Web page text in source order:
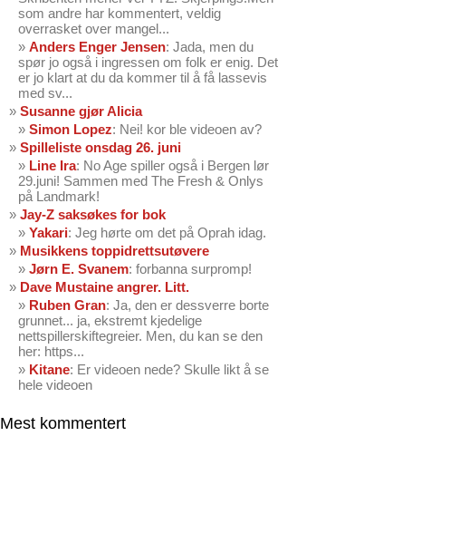
som andre har kommentert, veldig
overrasket over mangel...
Anders Enger Jensen: Jada, men du
spør jo også i ingressen om folk er enig. Det
er jo klart at du da kommer til å få lassevis
med sv...
Susanne gjør Alicia
Simon Lopez: Nei! kor ble videoen av?
Spilleliste onsdag 26. juni
Line Ira: No Age spiller også i Bergen lør
29.juni! Sammen med The Fresh & Onlys
på Landmark!
Jay-Z saksøkes for bok
Yakari: Jeg hørte om det på Oprah idag.
Musikkens toppidrettsutøvere
Jørn E. Svanem: forbanna surpromp!
Dave Mustaine angrer. Litt.
Ruben Gran: Ja, den er dessverre borte
grunnet... ja, ekstremt kjedelige
nettspillerskiftegreier. Men, du kan se den
her: https...
Kitane: Er videoen nede? Skulle likt å se
hele videoen
Mest kommentert